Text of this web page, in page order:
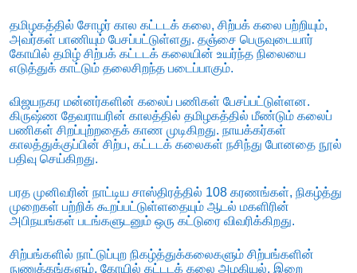
தமிழகத்தில் சோழர் கால கட்டடக் கலை, சிற்பக் கலை பற்றியும்,
அவர்கள் பாணியும் பேசப்பட்டுள்ளது. தஞ்சை பெருவுடையார்
கோயில் தமிழ் சிற்பக் கட்டடக் கலையின் உயர்ந்த நிலையை
எடுத்துக் காட்டும் தலைசிறந்த படைப்பாகும்.
விஜயநகர மன்னர்களின் கலைப் பணிகள் பேசப்பட்டுள்ளன.
கிருஷ்ண தேவராயரின் காலத்தில் தமிழகத்தில் மீண்டும் கலைப்
பணிகள் சிறப்புற்றதைக் காண முடிகிறது. நாயக்கர்கள்
காலத்துக்குப்பின் சிற்ப, கட்டடக் கலைகள் நசிந்து போனதை நூல்
பதிவு செய்கிறது.
பரத முனிவரின் நாட்டிய சாஸ்திரத்தில் 108 கரணங்கள், நிகழ்த்து
முறைகள் பற்றிக் கூறப்பட்டுள்ளதையும் ஆடல் மகளிரின்
அபிநயங்கள் படங்களுடனும் ஒரு கட்டுரை விவரிக்கிறது.
சிற்பங்களில் நாட்டுப்புற நிகழ்த்துக்கலைகளும் சிற்பங்களின்
நுணுக்கங்களும், கோயில் கட்டடக் கலை அழகியல், இறை